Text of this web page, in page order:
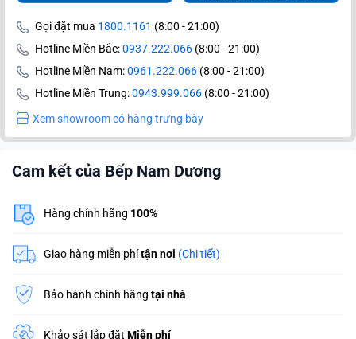
Gọi đặt mua 1800.1161 (8:00 - 21:00)
Hotline Miền Bắc:0937.222.066 (8:00 - 21:00)
Hotline Miền Nam:0961.222.066 (8:00 - 21:00)
Hotline Miền Trung:0943.999.066 (8:00 - 21:00)
Xem showroom có hàng trưng bày
Cam kết của Bếp Nam Dương
Hàng chính hãng 100%
Giao hàng miễn phítận nơi (Chi tiết)
Bảo hành chính hãng tại nhà
Khảo sát lắp đặt Miễn phí